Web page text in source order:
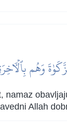
وَهُم
namaz
Allah